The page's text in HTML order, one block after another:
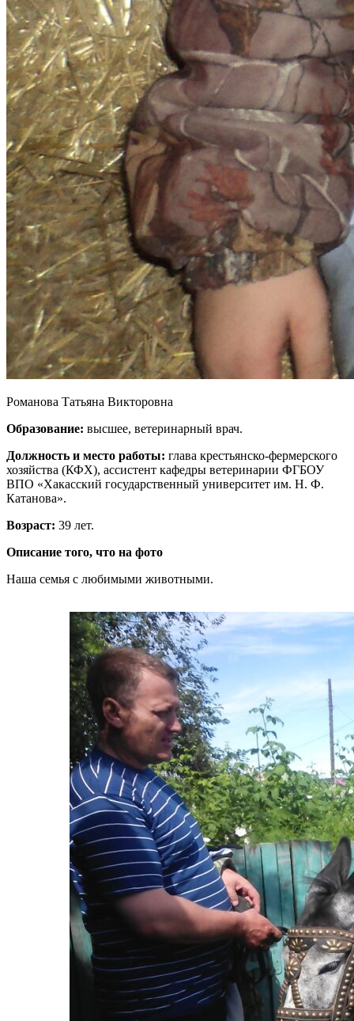
Романова Татьяна Викторовна
Образование: высшее, ветеринарный врач.
Должность и место работы: глава крестьянско-фермерского
хозяйства (КФХ), ассистент кафедры ветеринарии ФГБОУ
ВПО «Хакасский государственный университет им. Н. Ф.
Катанова».
Возраст: 39 лет.
Описание того, что на фото
Наша семья с любимыми животными.